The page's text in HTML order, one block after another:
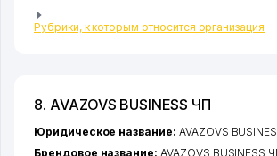
Рубрики, к которым относится организация
8. AVAZOVS BUSINESS ЧП
Юридическое название: AVAZOVS
Брендовое название: AVAZOVS BUSINESS